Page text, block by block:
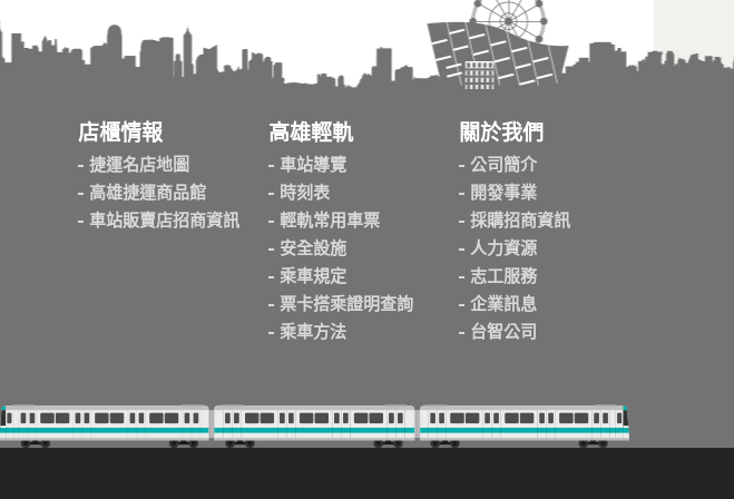
店櫃情報
捷運名店地圖
高雄捷運商品館
車站販賣店招商資訊
高雄輕軌
車站導覽
時刻表
輕軌常用車票
安全設施
乘車規定
票卡搭乘證明查詢
乘車方法
關於我們
公司簡介
開發事業
採購招商資訊
人力資源
志工服務
企業訊息
台智公司